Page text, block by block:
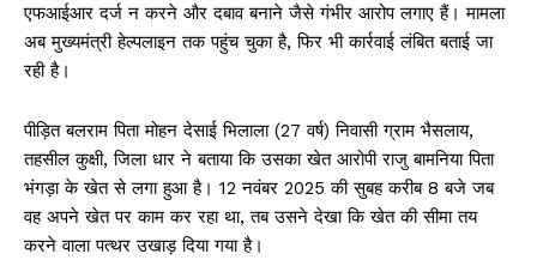
एफआईआर दर्ज न करने और दबाव बनाने जैसे गंभीर आरोप लगाए हैं। मामला
अब मुख्यमंत्री हेल्पलाइन तक पहुंच चुका है, फिर भी कार्रवाई लंबित बताई जा
रही है।
पीड़ित बलराम पिता मोहन देसाई भिलाला (27 वर्ष) निवासी ग्राम भैसलाय,
तहसील कुक्षी, जिला धार ने बताया कि उसका खेत आरोपी राजु बामनिया पिता
भंगड़ा के खेत से लगा हुआ है। 12 नवंबर 2025 की सुबह करीब 8 बजे जब
वह अपने खेत पर काम कर रहा था, तब उसने देखा कि खेत की सीमा तय
करने वाला पत्थर उखाड़ दिया गया है।